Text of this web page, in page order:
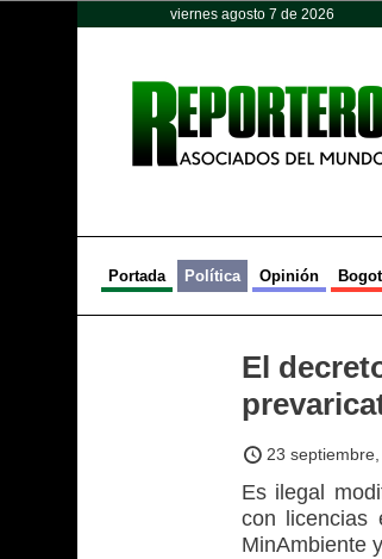
viernes agosto 7 de 2026
Portada Política Opinión
El
23
Es ilegal
con licencias
MinAmbiente
Opinión Política